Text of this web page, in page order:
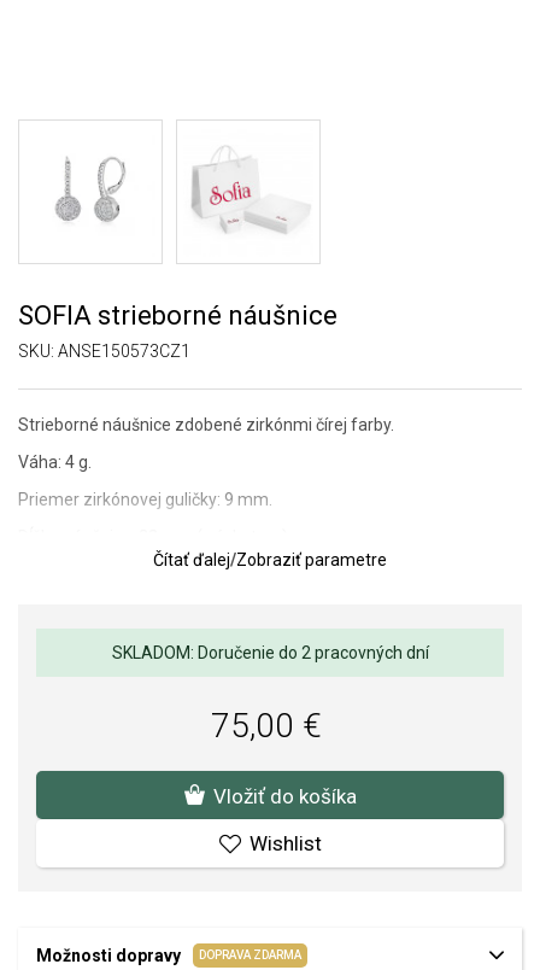
SOFIA strieborné náušnice
SKU: ANSE150573CZ1
Strieborné náušnice zdobené zirkónmi čírej farby.
Váha: 4 g.
Priemer zirkónovej guličky: 9 mm.
Čítať ďalej/Zobraziť parametre
SKLADOM: Doručenie do 2 pracovných dní
75,00 €
Vložiť do košíka
Wishlist
Možnosti dopravy DOPRAVA ZDARMA